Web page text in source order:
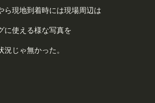
ら現地到着時には現場周辺は
に使える様な写真を
況じゃ無かった。